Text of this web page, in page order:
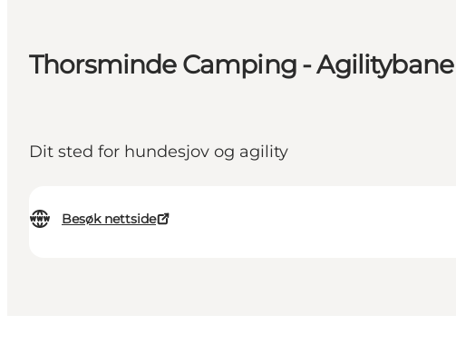
Thorsminde Camping -
Dit sted for hundesjov og agility
Besøk nettside